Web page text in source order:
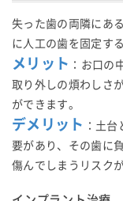
失った歯の両隣にあ
に人工の歯を固定す
メリット ：お口の
取り外しの煩わしさ
ができます。
デメリット
：土
要があり、その歯に
傷んでしまうリスク